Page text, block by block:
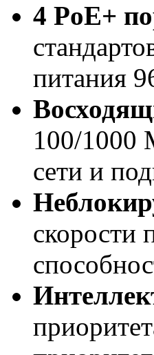
4 PoE+
питания
100/1000
сети и
скорости